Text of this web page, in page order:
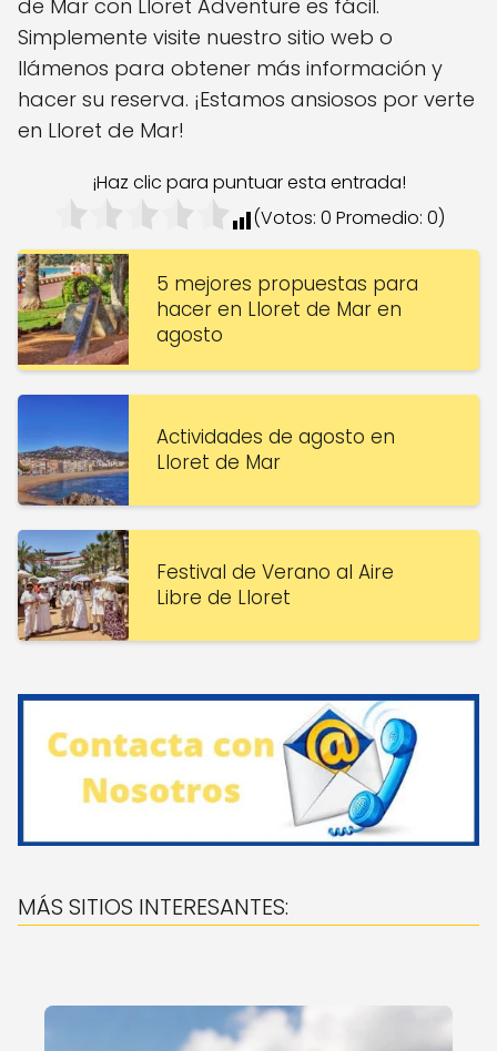
de Mar con Lloret Adventure es fácil.
Simplemente visite nuestro sitio web o
llámenos para obtener más información y
hacer su reserva. ¡Estamos ansiosos por verte
en Lloret de Mar!
¡Haz clic para puntuar esta entrada!
(Votos: 0 Promedio: 0)
5 mejores propuestas para
hacer en Lloret de Mar en
agosto
Actividades de agosto en
Lloret de Mar
Festival de Verano al Aire
Libre de Lloret
MÁS SITIOS INTERESANTES: